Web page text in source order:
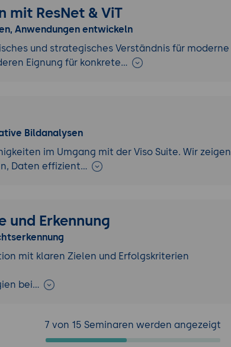
mit ResNet & ViT
Anwendungen entwickeln
und strategisches Verständnis für moderne
Eignung für konkrete…
Bildanalysen
im Umgang mit der Viso Suite. Wir zeigen
Daten effizient…
und Erkennung
mit klaren Zielen und Erfolgskriterien
bei…
7 von 15 Seminaren werden angezeigt